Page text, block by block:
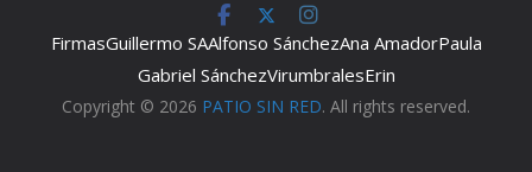
FirmasGuillermo SAAlfonso SánchezAna AmadorPaula
Gabriel SánchezVirumbralesErin
Copyright © 2026 PATIO SIN RED. All rights reserved.